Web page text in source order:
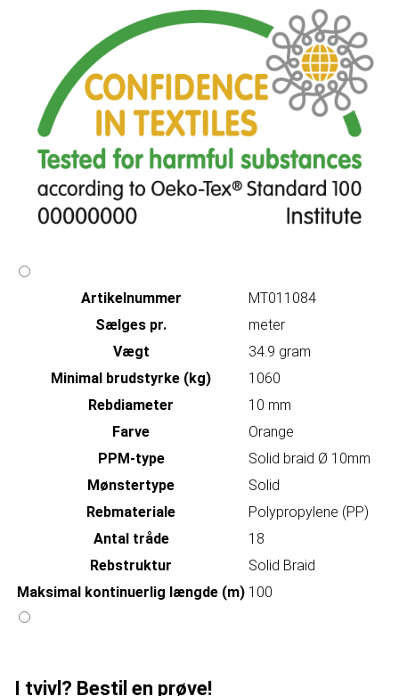
Artikelnummer
MT011084
Sælges pr.
meter
Vægt
34.9 gram
Minimal brudstyrke (kg)
1060
Rebdiameter
10 mm
Farve
Orange
PPM-type
Solid braid Ø 10mm
Mønstertype
Solid
Rebmateriale
Polypropylene (PP)
Antal tråde
18
Rebstruktur
Solid Braid
Maksimal kontinuerlig længde (m) 100
I tvivl? Bestil en prøve!